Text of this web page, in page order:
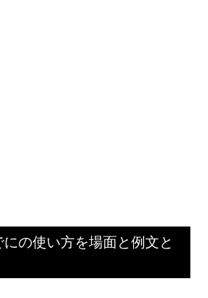
の使い方を場面と例文と